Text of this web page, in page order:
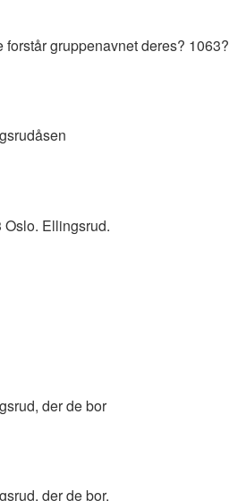
forstår gruppenavnet deres? 1063?
Oslo. Ellingsrud.
der de bor
der de bor.